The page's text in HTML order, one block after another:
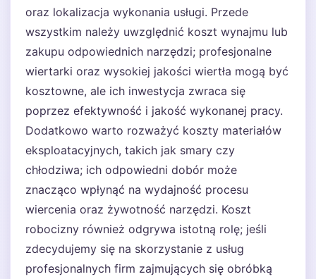
oraz lokalizacja wykonania usługi. Przede
wszystkim należy uwzględnić koszt wynajmu lub
zakupu odpowiednich narzędzi; profesjonalne
wiertarki oraz wysokiej jakości wiertła mogą być
kosztowne, ale ich inwestycja zwraca się
poprzez efektywność i jakość wykonanej pracy.
Dodatkowo warto rozważyć koszty materiałów
eksploatacyjnych, takich jak smary czy
chłodziwa; ich odpowiedni dobór może
znacząco wpłynąć na wydajność procesu
wiercenia oraz żywotność narzędzi. Koszt
robocizny również odgrywa istotną rolę; jeśli
zdecydujemy się na skorzystanie z usług
profesjonalnych firm zajmujących się obróbką